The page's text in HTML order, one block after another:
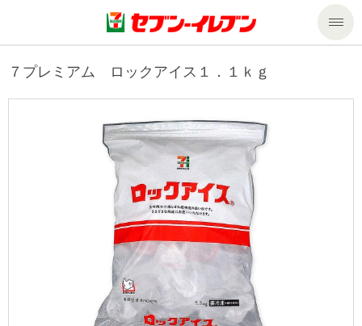
商品のご案内
セブンプレミアム
マルチコピー機でできること
ニュースリリース
サステナビリティ
７プレミアム ロックアイス１．１ｋｇ